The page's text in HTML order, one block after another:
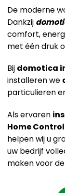
De moderne
Dankzij
comfort,
met één druk
Bij domotica
installeren we
particulieren
Als ervaren
Home
helpen wij u
uw bedrijf
maken voor